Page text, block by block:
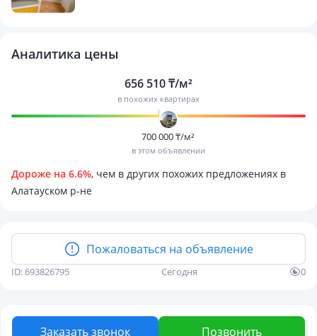
Аналитика цены
656 510 ₸/м²
в похожих квартирах
700 000 ₸/м²
в этом объявлении
Дороже на 6.6%, чем в других похожих предложениях в
Алатауском р-не
Пожаловаться на объявление
ID: 693826795 Сегодня 0
Заказать звонок Позвонить